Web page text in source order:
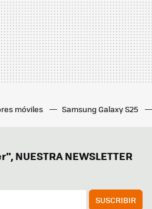
móviles Samsung Galaxy S25
NUESTRA NEWSLETTER
SUSCRIBIR